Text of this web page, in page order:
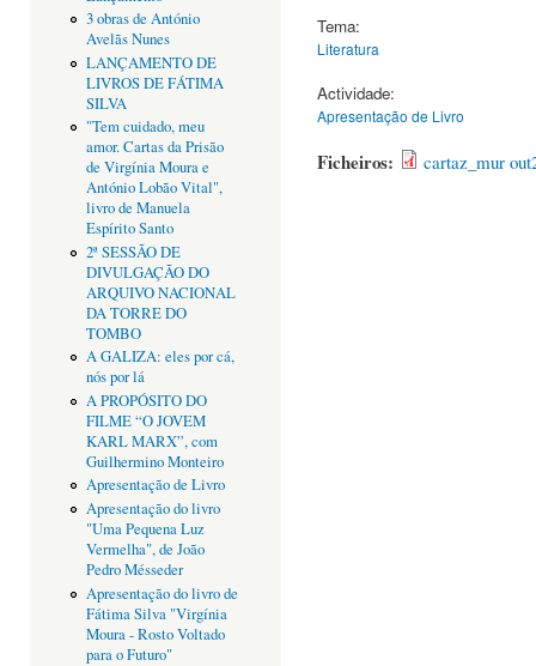
3 obras de António
Avelãs Nunes
LANÇAMENTO DE
LIVROS DE FÁTIMA
SILVA
"Tem cuidado, meu
amor. Cartas da Prisão
de Virgínia Moura e
António Lobão Vital",
livro de Manuela
Espírito Santo
2ª SESSÃO DE
DIVULGAÇÃO DO
ARQUIVO NACIONAL
DA TORRE DO
TOMBO
A GALIZA: eles por cá,
nós por lá
A PROPÓSITO DO
FILME “O JOVEM
KARL MARX”, com
Guilhermino Monteiro
Apresentação de Livro
Apresentação do livro
"Uma Pequena Luz
Vermelha", de João
Pedro Mésseder
Apresentação do livro de
Fátima Silva "Virgínia
Moura - Rosto Voltado
para o Futuro"
Tema:
Literatura
Actividade:
Apresentação de Livro
Ficheiros: cartaz_mur